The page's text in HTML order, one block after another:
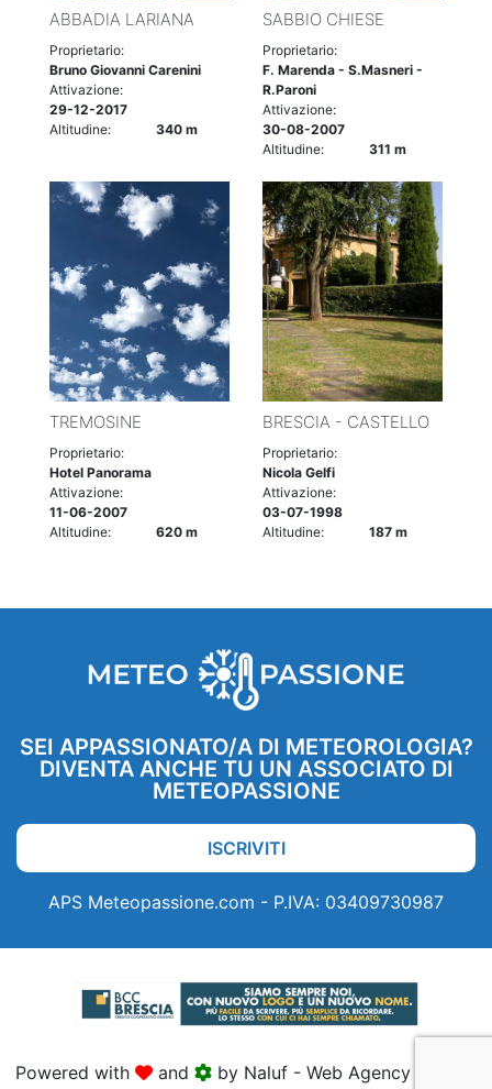
ABBADIA LARIANA
Proprietario:
Bruno Giovanni Carenini
Attivazione:
29-12-2017
Altitudine:
340 m
SABBIO CHIESE
Proprietario:
F. Marenda - S.Masneri -
R.Paroni
Attivazione:
30-08-2007
Altitudine:
311 m
TREMOSINE
Proprietario:
Hotel Panorama
Attivazione:
11-06-2007
Altitudine:
620 m
BRESCIA - CASTELLO
Proprietario:
Nicola Gelfi
Attivazione:
03-07-1998
Altitudine:
187 m
SEI APPASSIONATO/A DI METEOROLOGIA?
DIVENTA ANCHE TU UN ASSOCIATO DI
METEOPASSIONE
ISCRIVITI
APS Meteopassione.com - P.IVA: 03409730987
Powered with and by Naluf - Web Agency Brescia